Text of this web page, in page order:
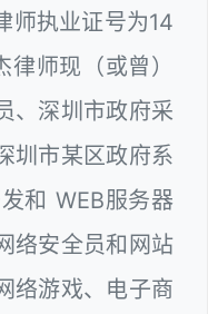
师执业证号为14
师现（或曾）
、深圳市政府采
圳市某区政府系
和 WEB服务器
络安全员和网站
络游戏、电子商